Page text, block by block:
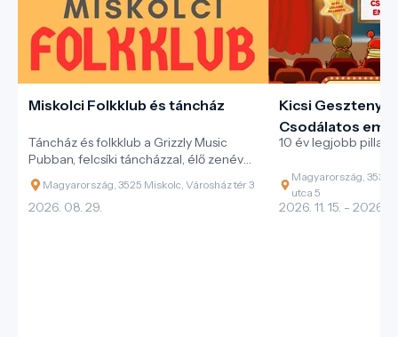
Miskolci Folkklub és táncház
Táncház és folkklub a Grizzly Music
Pubban, felcsíki táncházzal, élő zenével
és változatos magyar néptáncokkal.
Magyarország, 3525 Miskolc, Városház tér 3
2026. 08. 29.
Kicsi Gesztenye
Csodálatos
10 év legjobb
Magyarország, 3530
utca 5
2026. 11. 15. - 2026.